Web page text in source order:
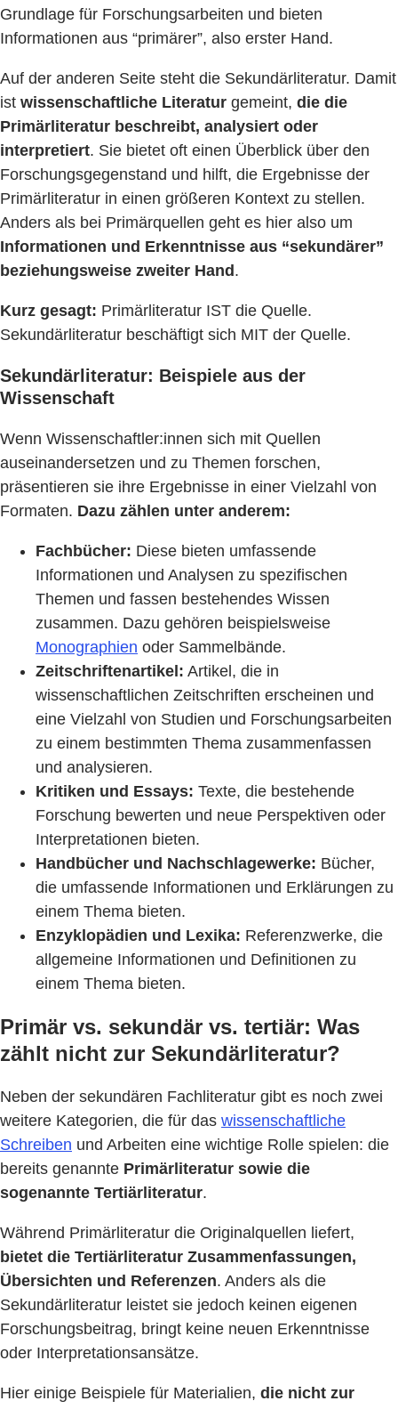
Grundlage für Forschungsarbeiten und bieten
Informationen aus “primärer”, also erster Hand.
Auf der anderen Seite steht die Sekundärliteratur. Damit
ist wissenschaftliche Literatur gemeint, die die
Primärliteratur beschreibt, analysiert oder
interpretiert. Sie bietet oft einen Überblick über den
Forschungsgegenstand und hilft, die Ergebnisse der
Primärliteratur in einen größeren Kontext zu stellen.
Anders als bei Primärquellen geht es hier also um
Informationen und Erkenntnisse aus “sekundärer”
beziehungsweise zweiter Hand.
Kurz gesagt: Primärliteratur IST die Quelle.
Sekundärliteratur beschäftigt sich MIT der Quelle.
Sekundärliteratur: Beispiele aus der
Wissenschaft
Wenn Wissenschaftler:innen sich mit Quellen
auseinandersetzen und zu Themen forschen,
präsentieren sie ihre Ergebnisse in einer Vielzahl von
Formaten. Dazu zählen unter anderem:
Fachbücher: Diese bieten umfassende
Informationen und Analysen zu spezifischen
Themen und fassen bestehendes Wissen
zusammen. Dazu gehören beispielsweise
Monographien oder Sammelbände.
Zeitschriftenartikel: Artikel, die in
wissenschaftlichen Zeitschriften erscheinen und
eine Vielzahl von Studien und Forschungsarbeiten
zu einem bestimmten Thema zusammenfassen
und analysieren.
Kritiken und Essays: Texte, die bestehende
Forschung bewerten und neue Perspektiven oder
Interpretationen bieten.
Handbücher und Nachschlagewerke: Bücher,
die umfassende Informationen und Erklärungen zu
einem Thema bieten.
Enzyklopädien und Lexika: Referenzwerke, die
allgemeine Informationen und Definitionen zu
einem Thema bieten.
Primär vs. sekundär vs. tertiär: Was
zählt nicht zur Sekundärliteratur?
Neben der sekundären Fachliteratur gibt es noch zwei
weitere Kategorien, die für das wissenschaftliche
Schreiben und Arbeiten eine wichtige Rolle spielen: die
bereits genannte Primärliteratur sowie die
sogenannte Tertiärliteratur.
Während Primärliteratur die Originalquellen liefert,
bietet die Tertiärliteratur Zusammenfassungen,
Übersichten und Referenzen. Anders als die
Sekundärliteratur leistet sie jedoch keinen eigenen
Forschungsbeitrag, bringt keine neuen Erkenntnisse
oder Interpretationsansätze.
Hier einige Beispiele für Materialien, die nicht zur